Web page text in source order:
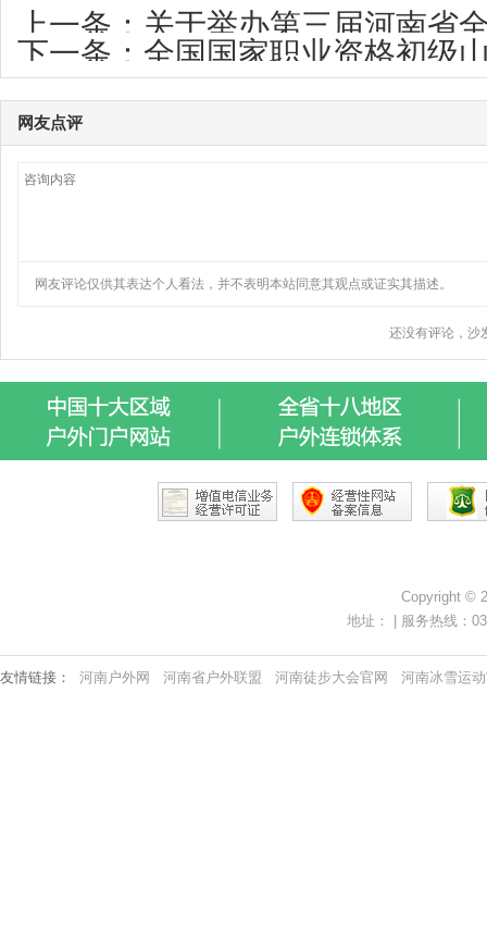
上一条： 关于举办第三届河南省
下一条： 全国国家职业资格初级
班
Copyright ©
地址： | 服务热线：
友情链接： 河南户外网 河南省户外联盟 河南徒步大会官网 河南冰雪运